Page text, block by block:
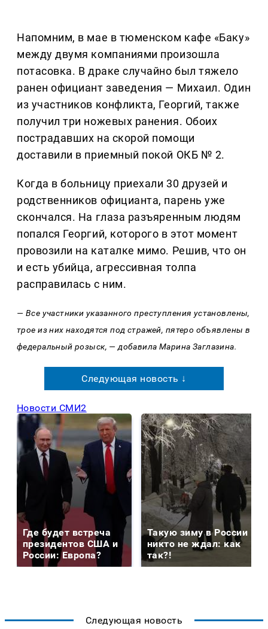
Напомним, в мае в тюменском кафе «Баку»
между двумя компаниями произошла
потасовка. В драке случайно был тяжело
ранен официант заведения — Михаил. Один
из участников конфликта, Георгий, также
получил три ножевых ранения. Обоих
пострадавших на скорой помощи
доставили в приемный покой ОКБ № 2.
Когда в больницу приехали 30 друзей и
родственников официанта, парень уже
скончался. На глаза разъяренным людям
попался Георгий, которого в этот момент
провозили на каталке мимо. Решив, что он
и есть убийца, агрессивная толпа
расправилась с ним.
— Все участники указанного преступления установлены,
трое из них находятся под стражей, пятеро объявлены в
федеральный розыск, — добавила Марина Заглазина.
Следующая новость ↓
Новости СМИ2
Где будет встреча
президентов США и
России: Европа?
Такую зиму в России
никто не ждал: как
так?!
Следующая новость